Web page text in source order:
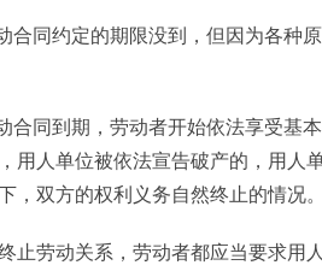
合同约定的期限没到，但因为各种
合同到期，劳动者开始依法享受基
用人单位被依法宣告破产的，用人
，双方的权利义务自然终止的情况。
止劳动关系，劳动者都应当要求用